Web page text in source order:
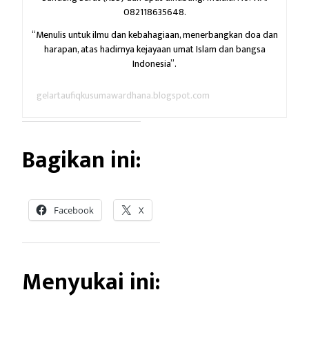
082118635648.
“Menulis untuk ilmu dan kebahagiaan,menerbangkan doa dan
harapan,atas hadirnya kejayaan umat Islam dan bangsa
Indonesia”.
gelartaufiqkusumawardhana.blogspot.com
Bagikan ini:
Facebook X
Menyukai ini: